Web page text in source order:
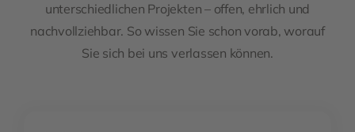
unterschiedlichen Projekten – offen, ehrlich und
nachvollziehbar. So wissen Sie schon vorab, worauf
Sie sich bei uns verlassen können.